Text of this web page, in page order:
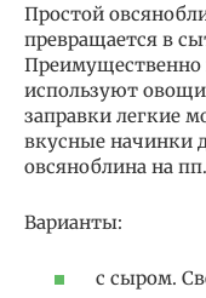
Простой
превращается в
Преимущественно
используют
заправки легкие
вкусные начинки
овсяноблина на пп.
Варианты:
с сыром.